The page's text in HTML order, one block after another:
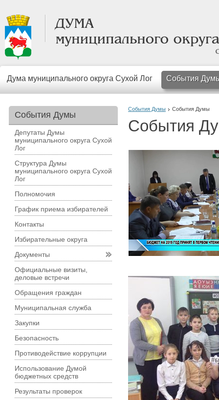
Дума муниципального округа Сухой Лог События
События Думы События Думы
События
События Думы
Депутаты Думы
муниципального округа Сухой
Лог
Структура Думы
муниципального округа Сухой
Лог
Полномочия
График приема избирателей
Контакты
Избирательные округа
Документы
Официальные визиты,
деловые встречи
Обращения граждан
Муниципальная служба
Закупки
Безопасность
Противодействие коррупции
Использование Думой
бюджетных средств
Результаты проверок